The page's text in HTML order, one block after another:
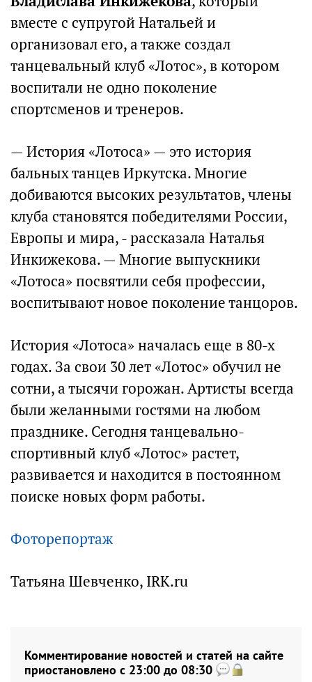
вместе с супругой Натальей и
организовал его, а также создал
танцевальный клуб «Лотос», в котором
воспитали не одно поколение
спортсменов и тренеров.
— История «Лотоса» — это история
бальных танцев Иркутска. Многие
добиваются высоких результатов, члены
клуба становятся победителями России,
Европы и мира, - рассказала Наталья
Инкижекова. — Многие выпускники
«Лотоса» посвятили себя профессии,
воспитывают новое поколение танцоров.
История «Лотоса» началась еще в 80-х
годах. За свои 30 лет «Лотос» обучил не
сотни, а тысячи горожан. Артисты всегда
были желанными гостями на любом
празднике. Сегодня танцевально-
спортивный клуб «Лотос» растет,
развивается и находится в постоянном
поиске новых форм работы.
Фоторепортаж
Татьяна Шевченко, IRK.ru
Комментирование новостей и статей на сайте
приостановлено с 23:00 до 08:30